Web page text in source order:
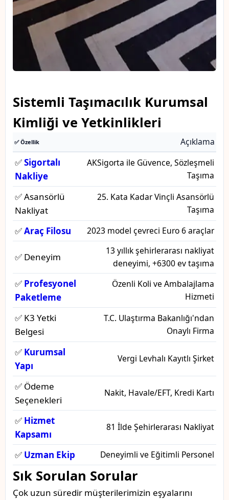
Sistemli Taşımacılık Kurumsal
Kimliği ve Yetkinlikleri
✅ Özellik Açıklama
✅Sigortalı
Nakliye
AKSigorta ile Güvence, Sözleşmeli
Taşıma
✅ Asansörlü
Nakliyat
25. Kata Kadar Vinçli Asansörlü
Taşıma
✅Araç Filosu 2023 model çevreci Euro 6 araçlar
✅ Deneyim
13 yıllık şehirlerarası nakliyat
deneyimi, +6300 ev taşıma
✅ Profesyonel
Paketleme
Özenli Koli ve Ambalajlama
Hizmeti
✅ K3 Yetki
Belgesi
T.C. Ulaştırma Bakanlığı'ndan
Onaylı Firma
✅ Kurumsal
Yapı
Vergi Levhalı Kayıtlı Şirket
✅ Ödeme
Seçenekleri
Nakit, Havale/EFT, Kredi Kartı
✅ Hizmet
Kapsamı
81 İlde Şehirlerarası Nakliyat
✅ Uzman Ekip Deneyimli ve Eğitimli Personel
Sık Sorulan Sorular
Çok uzun süredir müşterilerimizin eşyalarını